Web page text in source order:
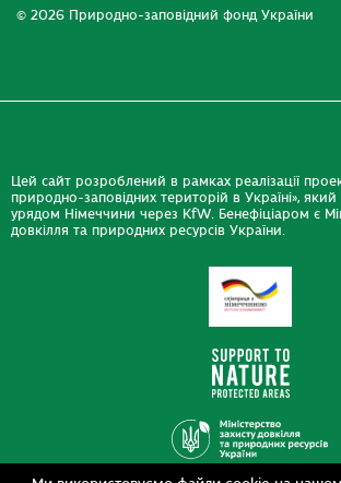
© 2026 Природно-заповідний фонд України
Цей сайт розроблений в рамках реалізації
природно-заповідних територій в Україні», який
урядом Німеччини через KfW. Бенефіціаром є
довкілля та природних ресурсів України.